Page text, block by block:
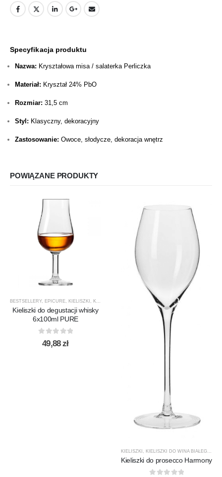
Specyfikacja produktu
Nazwa: Kryształowa misa / salaterka Perliczka
Materiał: Kryształ 24% PbO
Rozmiar: 31,5 cm
Styl: Klasyczny, dekoracyjny
Zastosowanie: Owoce, słodycze, dekoracja wnętrz
POWIĄZANE PRODUKTY
BESTSELLERY, EPICURE KIELISZKI KIELISZKI DO WHISKY KROSNO GLASS
Kieliszki do degustacji whisky
6x100ml PURE
out of 5
49,88zł
KIELISZKI , KIELISZKI DO WINA BIAŁEGO ,
Kieliszki do prosecco Harmony